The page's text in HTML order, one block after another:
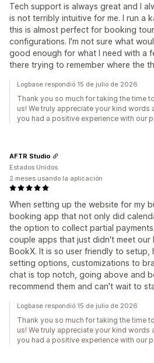
Tech support is always great and I
is not terribly intuitive for me. I run a
this is almost perfect for booking
configurations. I'm not sure what
good enough for what I need with a
there trying to remember where the
Logbase respondió 15 de julio de 2026
Thank you so much for taking the time
us! We truly appreciate your kind words
you had a positive experience with our
When setting up the website for my
booking app that not only did
the option to collect partial
couple apps that just didn't meet our
BookX. It is so user friendly to setup,
setting options, customizations to
chat is top notch, going above and
recommend them and can't wait to
AFTR Studio
Estados Unidos
2 meses usando la aplicación
Logbase respondió 15 de julio de 2026
Thank you so much for taking the time
us! We truly appreciate your kind words
you had a positive experience with our